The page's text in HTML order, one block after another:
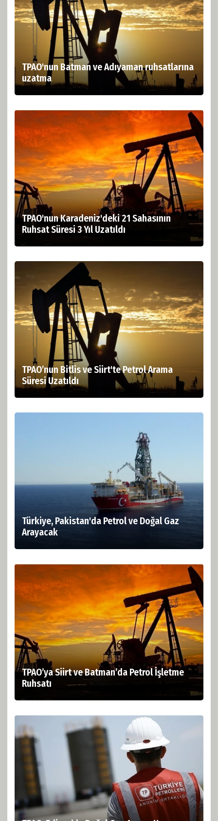
TPAO'nun Batman ve Adıyaman ruhsatlarına
uzatma
TPAO'nun Karadeniz'deki 21 Sahasının
Ruhsat Süresi 3 Yıl Uzatıldı
TPAO’nun Bitlis ve Siirt'te Petrol Arama
Süresi Uzatıldı
Türkiye, Pakistan'da Petrol ve Doğal Gaz
Arayacak
TPAO’ya Siirt ve Batman’da Petrol İşletme
Ruhsatı